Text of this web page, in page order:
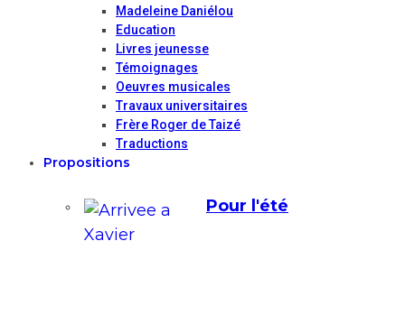
Madeleine Daniélou
Education
Livres jeunesse
Témoignages
Oeuvres musicales
Travaux universitaires
Frère Roger de Taizé
Traductions
Propositions
Pour l'été